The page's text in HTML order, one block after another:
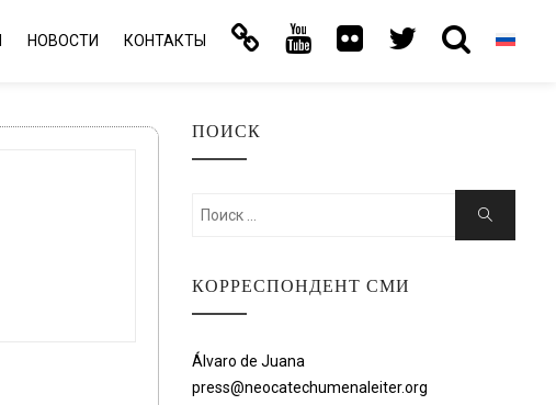
НОВОСТИ КОНТАКТЫ
ПОИСК
Искать:
Поиск
КОРРЕСПОНДЕНТ СМИ
Álvaro de Juana
press@neocatechumenaleiter.org